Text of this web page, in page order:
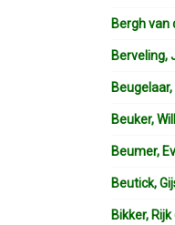
Bergh van
Berveling,
Beuker,
Beumer,
Beutick,
Bikker,